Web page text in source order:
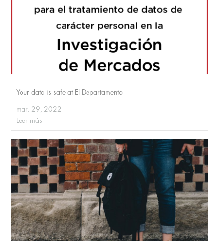
Your data is safe at El Departamento
mar. 29, 2022
Leer más